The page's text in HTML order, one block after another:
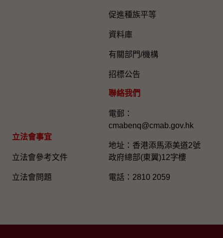
立法會事宜
立法會參考文件
立法會問題
促進種族平等
資料庫
有關部門/機構
招標公告
聯絡我們
電郵：
cmabenq@cmab.gov.hk​
地址：香港添馬添美道2號
政府總部(東翼)12字樓
電話：2810 2059